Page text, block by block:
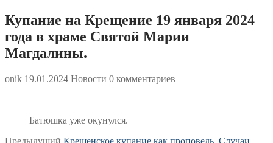
Купание на Крещение 19 января 2024
года в храме Святой Марии
Магдалины.
onik 19.01.2024 Новости 0 комментариев
Батюшка уже окунулся.
Предыдущий Предыдущая
Крещенское купание как проповедь. Случаи